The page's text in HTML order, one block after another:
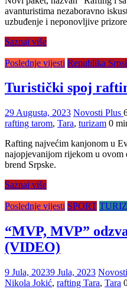
avanturistima nezaboravno
uzbuđenje i neponovljive
Saznaj više
Poslednje vijesti Republika
Turistički spoj
29 Augusta, 2023 Novosti Plus
rafting tarom, Tara, turizam 0
Rafting najvećim kanjonom u
najopjevanijom rijekom u
brend Srpske.
Saznaj više
Poslednje vijesti SPORT
“MVP, MVP”
(VIDEO)
9 Jula, 20239 Jula, 2023
Nikola Jokić, rafting Tara, Tara